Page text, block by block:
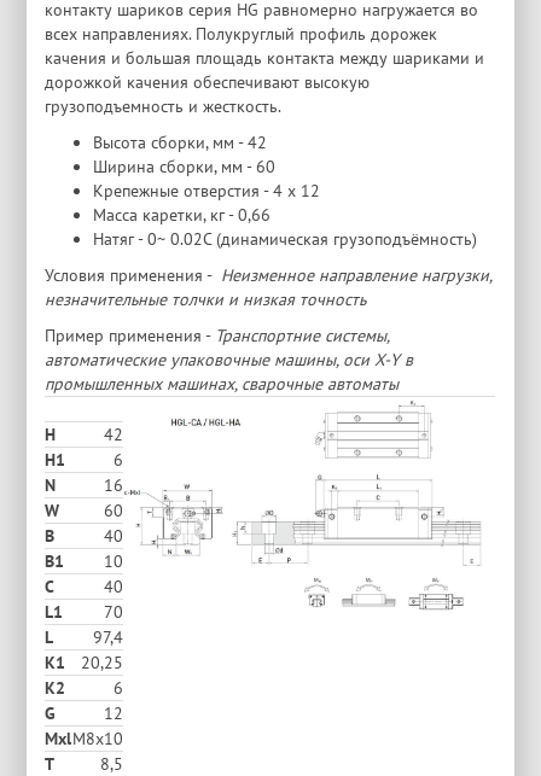
контакту шариков серия HG равномерно нагружается во
всех направлениях. Полукруглый профиль дорожек
качения и большая площадь контакта между шариками и
дорожкой качения обеспечивают высокую
грузоподъемность и жесткость.
Высота сборки, мм - 42
Ширина сборки, мм - 60
Крепежные отверстия - 4 х 12
Масса каретки, кг - 0,66
Натяг - 0~ 0.02C (динамическая грузоподъёмность)
Условия применения - Неизменное направление нагрузки,
незначительные толчки и низкая точность
Пример применения - Транспортние системы,
автоматические упаковочные машины, оси X-Y в
промышленных машинах, сварочные автоматы
H
42
H1
6
N
16
W
60
В
40
B1
10
C
40
L1
70
L
97,4
K1
20,25
K2
6
G
12
MxlM8x10
T
8,5